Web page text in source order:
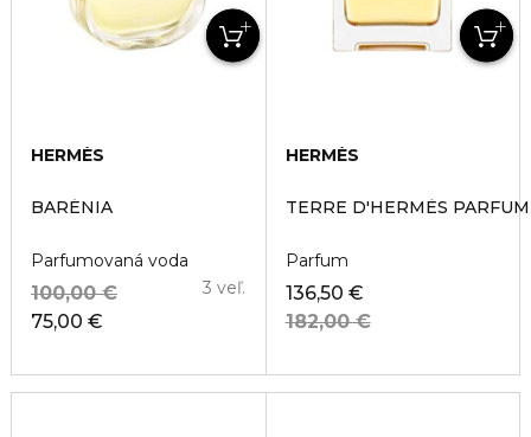
HERMÈS
BARÉNIA
Parfumovaná voda
75,00 €
100,00 € 3 veľ.
HERMÈS
TERRE D'HERMÈS PARFUM
Parfum
136,50 €
182,00 €